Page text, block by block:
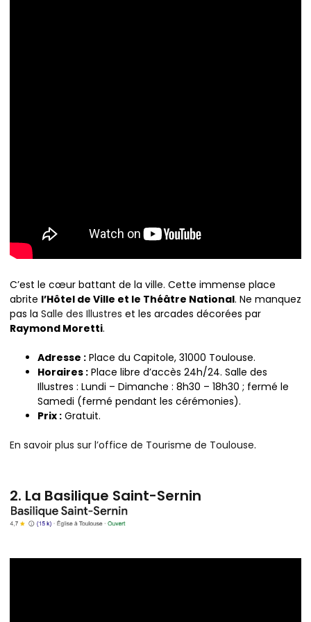
C’est le cœur battant de la ville. Cette immense place
abrite l’Hôtel de Ville et le Théâtre National. Ne manquez
pas la Salle des Illustres et les arcades décorées par
Raymond Moretti.
Adresse : Place du Capitole, 31000 Toulouse.
Horaires : Place libre d’accès 24h/24. Salle des
Illustres : Lundi – Dimanche : 8h30 – 18h30 ; fermé le
Samedi (fermé pendant les cérémonies).
Prix : Gratuit.
En savoir plus sur l’office de Tourisme de Toulouse.
2. La Basilique Saint-Sernin